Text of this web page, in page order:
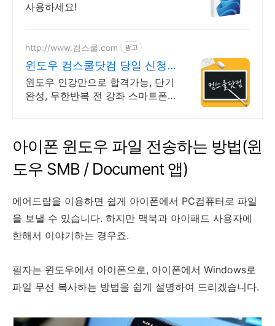
사용하세요!
http://www.컴스쿨.com 광고
윈도우 컴스쿨닷컴 당일 신청&
결제시 기프티콘!
윈도우 인강만으로 합격가능, 단기
완성, 무한반복 전 강좌 스마트폰
아이폰 윈도우 파일 전송하는 방법(윈
도우 SMB / Document 앱)
에어드랍을 이용하면 쉽게 아이폰에서 PC컴퓨터로 파일
을 보낼 수 있습니다. 하지만 맥북과 아이패드 사용자에
한해서 이야기하는 경우죠.
필자는 윈도우에서 아이폰으로, 아이폰에서 Windows로
파일 무선 복사하는 방법을 쉽게 설명하여 드리겠습니다.